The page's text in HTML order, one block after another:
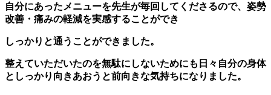
自分にあったメニューを先生が毎回してくださるので、姿勢
改善・痛みの軽減を実感することができ
しっかりと通うことができました。
整えていただいたのを無駄にしないためにも日々自分の身体
としっかり向きあおうと前向きな気持ちになりました。